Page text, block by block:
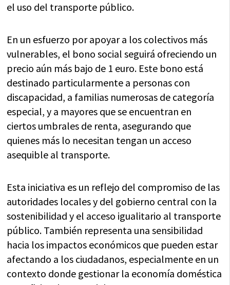
el uso del transporte público.
En un esfuerzo por apoyar a los colectivos más
vulnerables, el bono social seguirá ofreciendo un
precio aún más bajo de 1 euro. Este bono está
destinado particularmente a personas con
discapacidad, a familias numerosas de categoría
especial, y a mayores que se encuentran en
ciertos umbrales de renta, asegurando que
quienes más lo necesitan tengan un acceso
asequible al transporte.
Esta iniciativa es un reflejo del compromiso de las
autoridades locales y del gobierno central con la
sostenibilidad y el acceso igualitario al transporte
público. También representa una sensibilidad
hacia los impactos económicos que pueden estar
afectando a los ciudadanos, especialmente en un
contexto donde gestionar la economía doméstica